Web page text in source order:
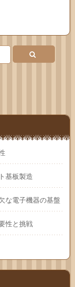
基板製造
な電子機器の基盤
性と挑戦